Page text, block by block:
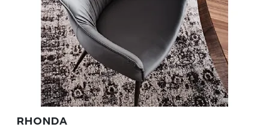
RHONDA